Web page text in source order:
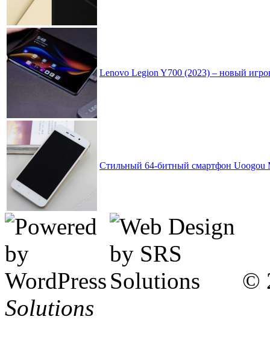
Lenovo Legion Y700 (2023) – новый
Стильный 64-битный смартфон
©
Solutions